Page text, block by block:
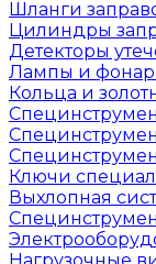
Шланги
Цилиндры
Детекторы
Лампы и
Кольца и
Ключи
Выхлопная